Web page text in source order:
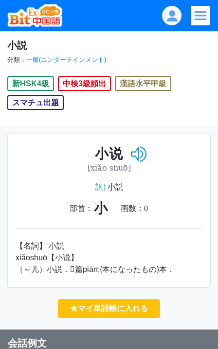
小説
分類： 一般(エンターテインメント)
新HSK4級 中検3級頻出 漢語水平甲級
スマチュ出題
小说
[xiǎo shuō]
訳)小説
部首： 小 画数： 0
【名詞】 小説
xiǎoshuō【小说】
（～儿）小説．篇piān;{本になったもの}本．
★マイ単語帳に入れる
会話例文